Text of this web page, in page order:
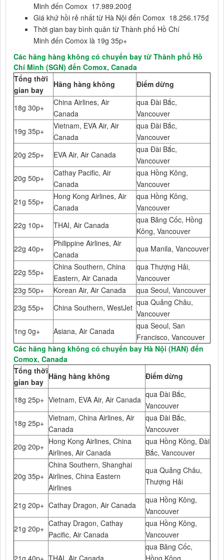
Minh đến Comox 17.989.200₫
Giá khứ hồi rẻ nhất từ Hà Nội đến Comox 18.256.175₫
Thời gian bay bình quân từ Thành phố Hồ Chí
Minh đến Comox là 19g 35p+
Các hãng hàng không có chuyến bay từ Thành phố Hồ
Chí Minh (SGN) đến Comox, Canada
Tổng thời
gian bay
Hãng hàng không Điểm dừng
18g 30p+
China Airlines, Air
Canada
qua Đài Bắc,
Vancouver
19g 35p+
Vietnam, EVA Air, Air
Canada
qua Đài Bắc,
Vancouver
20g 25p+
EVA Air, Air Canada
qua Đài Bắc,
Vancouver
20g 50p+
Cathay Pacific, Air
Canada
qua Hồng Kông,
Vancouver
21g 55p+
Hong Kong Airlines, Air
Canada
qua Hồng Kông,
Vancouver
22g 10p+
THAI, Air Canada
qua Băng Cốc, Hồng
Kông, Vancouver
22g 40p+
Philippine Airlines, Air
Canada
qua Manila, Vancouver
22g 55p+
China Southern, China
Eastern, Air Canada
qua Thượng Hải,
Vancouver
23g 50p+
Korean Air, Air Canada
qua Seoul, Vancouver
23g 55p+
China Southern, WestJet
qua Quảng Châu,
Vancouver
1ng 0g+
Asiana, Air Canada
qua Seoul, San
Francisco, Vancouver
Các hãng hàng không có chuyến bay Hà Nội (HAN) đến
Comox, Canada
Tổng thời
gian bay
Hãng hàng không Điểm dừng
18g 25p+ Vietnam, EVA Air, Air Canada
qua Đài Bắc,
Vancouver
18g 25p+
Vietnam, China Airlines, Air
Canada
qua Đài Bắc,
Vancouver
20g 20p+
Hong Kong Airlines, China
Airlines, Air Canada
qua Hồng Kông, Đài
Bắc, Vancouver
20g 35p+
China Southern, Shanghai
Airlines, China Eastern
Airlines
qua Quảng Châu,
Thượng Hải
21g 20p+ Cathay Dragon, Air Canada
qua Hồng Kông,
Vancouver
21g 20p+
Cathay Dragon, Cathay
Pacific, Air Canada
qua Hồng Kông,
Vancouver
21g 40p+ THAI, Air Canada
qua Băng Cốc,
Hồng Kông,